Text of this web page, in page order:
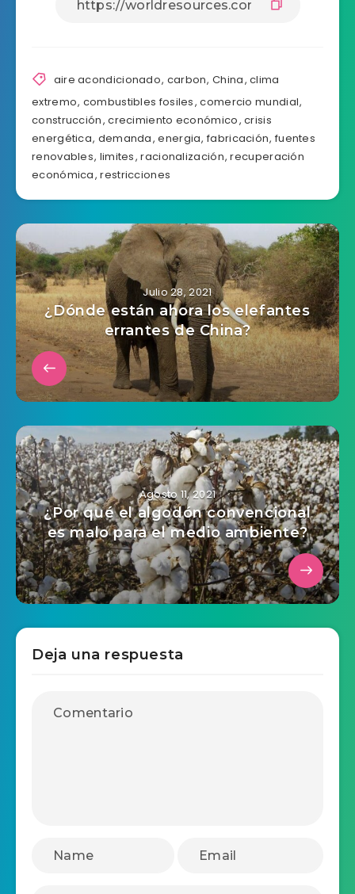
aire acondicionado, carbon,China,clima
extremo, combustibles fosiles,comercio mundial,
construcción,crecimiento económico,crisis
energética, demanda,energia,fabricación, fuentes
renovables, limites,racionalización,recuperación
económica,restricciones
Julio 28, 2021
¿Dónde están ahora los elefantes
errantes de China?
Agosto 11, 2021
¿Por qué el algodón convencional
es malo para el medio ambiente?
Deja una respuesta